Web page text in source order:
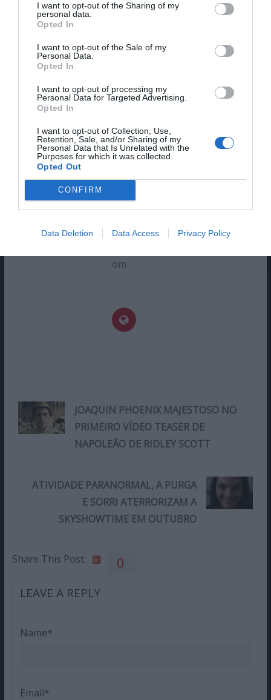
I want to opt-out of the Sharing of my
personal data.
Opted In
I want to opt-out of the Sale of my
Personal Data.
Opted In
I want to opt-out of processing my
Personal Data for Targeted Advertising.
Opted In
I want to opt-out of Collection, Use,
Retention, Sale, and/or Sharing of my
Personal Data that Is Unrelated with the
Purposes for which it was collected.
Opted Out
CONFIRM
Data Deletion Data Access Privacy Policy
Estrutura de storytelling
Atuações
Ritmo
Relevância
Ser minissérie
Redundante em alguns momentos
Rafaela Teixeira
Olá! Sou a Rafaela! Saibam
http://beacons.ai/megacult.
om
JOAQUIN PHOENIX MAJESTOSO NO
PRIMEIRO VÍDEO TEASER DE
NAPOLEÃO DE RIDLEY SCOTT
ATIVIDADE PARANORMAL, A PURGA
E SORRI ATERRORIZAM A
SKYSHOWTIME EM OUTUBRO
Share This Post: 0
LEAVE A REPLY
Name*
Email*